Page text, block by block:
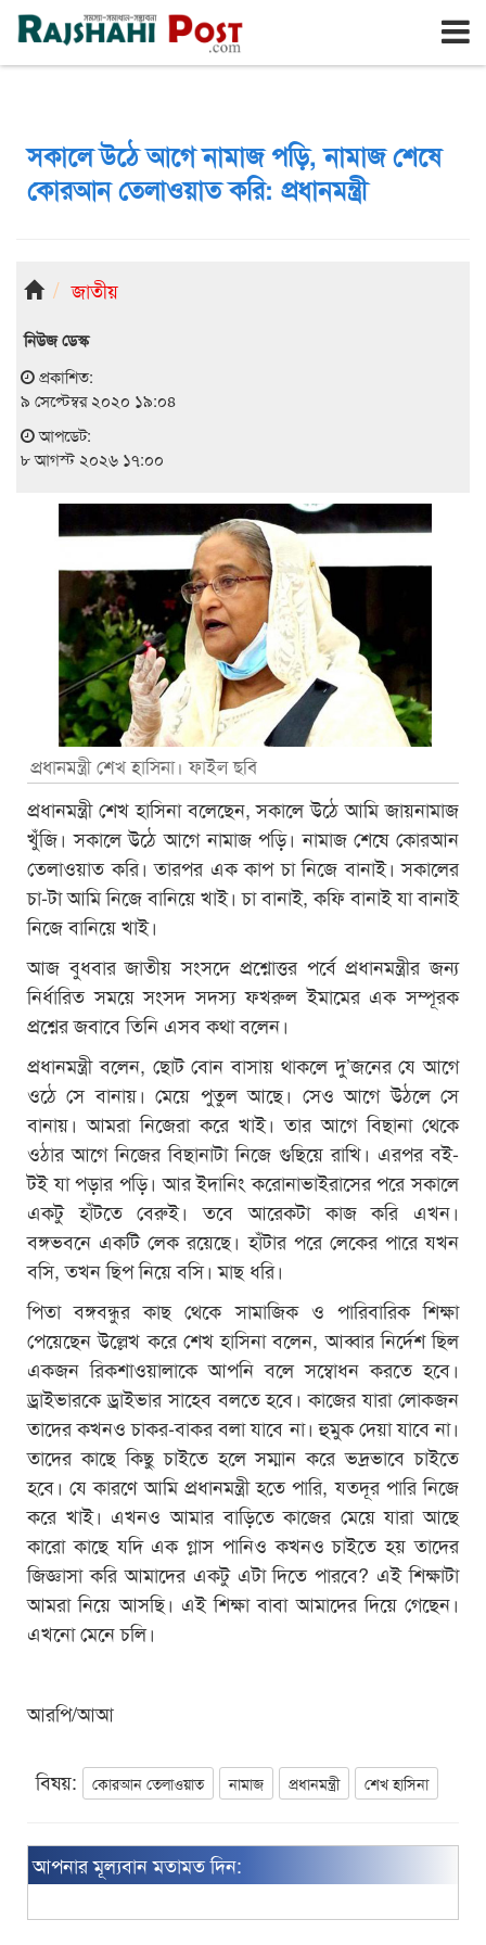
রাজশাহী শনিবার, ৮ই আগস্ট ২০২৬, ২৫শে শ্রাবণ ১৪৩৩
সকালে উঠে আগে নামাজ পড়ি, নামাজ শেষে
কোরআন তেলাওয়াত করি: প্রধানমন্ত্রী
জাতীয়
নিউজ ডেস্ক
প্রকাশিত:
৯ সেপ্টেম্বর ২০২০ ১৯:০৪
আপডেট:
৮ আগস্ট ২০২৬ ১৭:০০
প্রধানমন্ত্রী শেখ হাসিনা। ফাইল ছবি
প্রধানমন্ত্রী শেখ হাসিনা বলেছেন, সকালে উঠে আমি জায়নামাজ
খুঁজি। সকালে উঠে আগে নামাজ পড়ি। নামাজ শেষে কোরআন
তেলাওয়াত করি। তারপর এক কাপ চা নিজে বানাই। সকালের
চা-টা আমি নিজে বানিয়ে খাই। চা বানাই, কফি বানাই যা বানাই
নিজে বানিয়ে খাই।
আজ বুধবার জাতীয় সংসদে প্রশ্নোত্তর পর্বে প্রধানমন্ত্রীর জন্য
নির্ধারিত সময়ে সংসদ সদস্য ফখরুল ইমামের এক সম্পূরক
প্রশ্নের জবাবে তিনি এসব কথা বলেন।
প্রধানমন্ত্রী বলেন, ছোট বোন বাসায় থাকলে দু’জনের যে আগে
ওঠে সে বানায়। মেয়ে পুতুল আছে। সেও আগে উঠলে সে
বানায়। আমরা নিজেরা করে খাই। তার আগে বিছানা থেকে
ওঠার আগে নিজের বিছানাটা নিজে গুছিয়ে রাখি। এরপর বই-
টই যা পড়ার পড়ি। আর ইদানিং করোনাভাইরাসের পরে সকালে
একটু হাঁটতে বেরুই। তবে আরেকটা কাজ করি এখন।
বঙ্গভবনে একটি লেক রয়েছে। হাঁটার পরে লেকের পারে যখন
বসি, তখন ছিপ নিয়ে বসি। মাছ ধরি।
পিতা বঙ্গবন্ধুর কাছ থেকে সামাজিক ও পারিবারিক শিক্ষা
পেয়েছেন উল্লেখ করে শেখ হাসিনা বলেন, আব্বার নির্দেশ ছিল
একজন রিকশাওয়ালাকে আপনি বলে সম্বোধন করতে হবে।
ড্রাইভারকে ড্রাইভার সাহেব বলতে হবে। কাজের যারা লোকজন
তাদের কখনও চাকর-বাকর বলা যাবে না। হুমুক দেয়া যাবে না।
তাদের কাছে কিছু চাইতে হলে সম্মান করে ভদ্রভাবে চাইতে
হবে। যে কারণে আমি প্রধানমন্ত্রী হতে পারি, যতদূর পারি নিজে
করে খাই। এখনও আমার বাড়িতে কাজের মেয়ে যারা আছে
কারো কাছে যদি এক গ্লাস পানিও কখনও চাইতে হয় তাদের
জিজ্ঞাসা করি আমাদের একটু এটা দিতে পারবে? এই শিক্ষাটা
আমরা নিয়ে আসছি। এই শিক্ষা বাবা আমাদের দিয়ে গেছেন।
এখনো মেনে চলি।
আরপি/আআ
বিষয়: কোরআন তেলাওয়াত নামাজ প্রধানমন্ত্রী শেখ হাসিনা
আপনার মূল্যবান মতামত দিন: